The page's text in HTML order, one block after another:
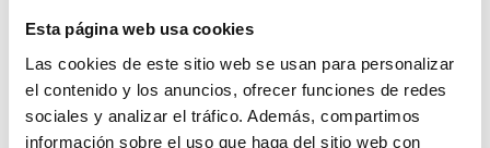
Esta página web usa cookies
Las cookies de este sitio web se usan para personalizar
el contenido y los anuncios, ofrecer funciones de redes
sociales y analizar el tráfico. Además, compartimos
información sobre el uso que haga del sitio web con
Ponte en contacto con los técnicos de CTIS
ahora mismo, te atenderemos con mucho
gusto.
Puedes contactar con nosotros por